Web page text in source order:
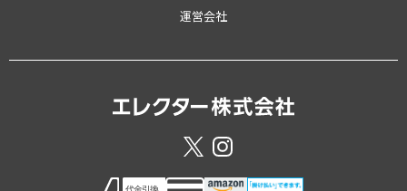
運営会社